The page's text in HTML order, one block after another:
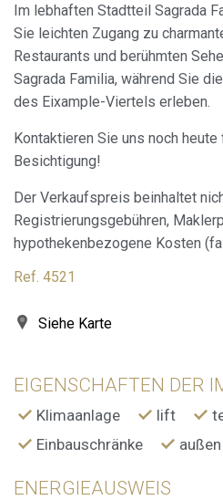
Im lebhaften Stadtteil Sagrada
Sie leichten Zugang zu
Restaurants und berühmten
Sagrada Familia, während Sie
des Eixample-Viertels erleben.
Kontaktieren Sie uns noch
Besichtigung!
Der Verkaufspreis beinhaltet
Registrierungsgebühren,
hypothekenbezogene Kosten
Ref. 4521
Siehe Karte
EIGENSCHAFTEN DER
Klimaanlage lift
Einbauschränke
außen
ENERGIEAUSWEIS